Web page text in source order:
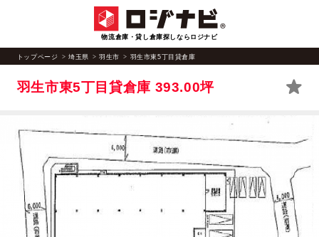
物流倉庫・貸し倉庫探しならロジナビ
トップページ 埼玉県 羽生市 羽生市東5丁目貸倉庫
羽生市東5丁目貸倉庫 393.00坪